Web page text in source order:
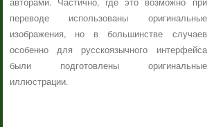
переводе использованы оригинальные
изображения, но в большинстве случаев
особенно для русскоязычного интерфейса
были подготовлены оригинальные
иллюстрации.